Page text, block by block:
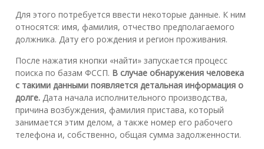
Для этого потребуется ввести некоторые данные. К ним
относятся: имя, фамилия, отчество предполагаемого
должника. Дату его рождения и регион проживания.
После нажатия кнопки «найти» запускается процесс
поиска по базам ФССП. В случае обнаружения человека
с такими данными появляется детальная информация о
долге. Дата начала исполнительного производства,
причина возбуждения, фамилия пристава, который
занимается этим делом, а также номер его рабочего
телефона и, собственно, общая сумма задолженности.